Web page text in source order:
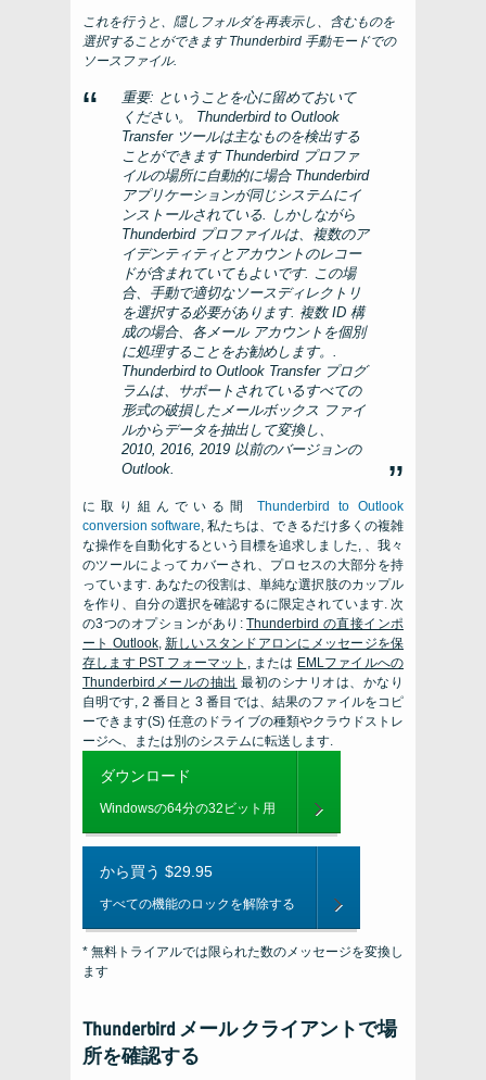
これを行うと、隠しフォルダを再表示し、含むものを
選択することができます Thunderbird 手動モードでの
ソースファイル.
重要: ということを心に留めておいて
ください。 Thunderbird to Outlook
Transferツールは主なものを検出する
ことができます Thunderbirdプロファ
イルの場所に自動的に場合 Thunderbird
アプリケーションが同じシステムにイ
ンストールされている. しかしながら
Thunderbirdプロファイルは、複数のア
イデンティティとアカウントのレコー
ドが含まれていてもよいです. この場
合、手動で適切なソースディレクトリ
を選択する必要があります. 複数 ID 構
成の場合、各メール アカウントを個別
に処理することをお勧めします。.
Thunderbird to Outlook Transferプログ
ラムは、サポートされているすべての
形式の破損したメールボックス ファイ
ルからデータを抽出して変換し、
2010, 2016, 2019 以前のバージョンの
Outlook.
に取り組んでいる間 Thunderbird to Outlook
conversion software , 私たちは、できるだけ多くの複雑
な操作を自動化するという目標を追求しました, 、我々
のツールによってカバーされ、プロセスの大部分を持
っています. あなたの役割は、単純な選択肢のカップル
を作り、自分の選択を確認するに限定されています. 次
の3つのオプションがあり:Thunderbird の直接インポ
ート Outlook, 新しいスタンドアロンにメッセージを保
存します PST フォーマット, または EMLファイルへの
Thunderbirdメールの抽出 最初のシナリオは、かなり
自明です, 2 番目と 3 番目では、結果のファイルをコピ
ーできます(S) 任意のドライブの種類やクラウドストレ
ージへ、または別のシステムに転送します.
ダウンロード
Windowsの64分の32ビット用
から買う $29.95
すべての機能のロックを解除する
* 無料トライアルでは限られた数のメッセージを変換し
ます
Thunderbird メール クライアントで場​​
所を確認する